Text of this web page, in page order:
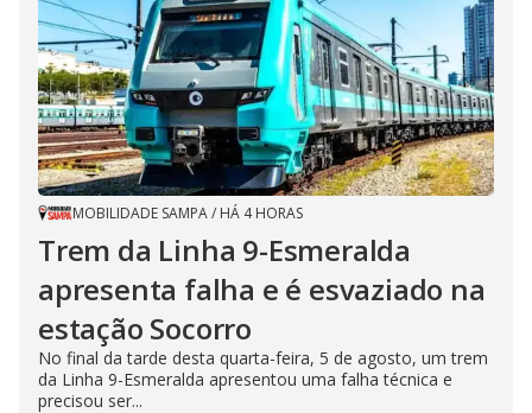
MOBILIDADE SAMPA/ HÁ 4 HORAS
Trem da Linha 9-Esmeralda
apresenta falha e é esvaziado na
estação Socorro
No final da tarde desta quarta-feira, 5 de agosto, um trem
da Linha 9-Esmeralda apresentou uma falha técnica e
precisou ser...